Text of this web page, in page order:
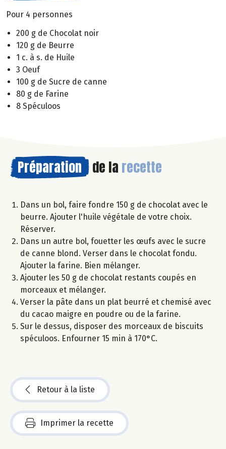
Pour 4 personnes
200 g de Chocolat noir
120 g de Beurre
1 c. à s. de Huile
3 Oeuf
100 g de Sucre de canne
80 g de Farine
8 Spéculoos
Préparation de la recette
Dans un bol, faire fondre 150 g de chocolat avec le
beurre. Ajouter l'huile végétale de votre choix.
Réserver.
Dans un autre bol, fouetter les œufs avec le sucre
de canne blond. Verser dans le chocolat fondu.
Ajouter la farine. Bien mélanger.
Ajouter les 50 g de chocolat restants coupés en
morceaux et mélanger.
Verser la pâte dans un plat beurré et chemisé avec
du cacao maigre en poudre ou de la farine.
Sur le dessus, disposer des morceaux de biscuits
spéculoos. Enfourner 15 min à 170°C.
Retour à la liste
Imprimer la recette